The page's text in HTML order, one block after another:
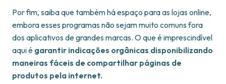
Por fim, saiba que também há espaço para as lojas online,
embora esses programas não sejam muito comuns fora
dos aplicativos de grandes marcas. O que é imprescindível
aqui é garantir indicações orgânicas disponibilizando
maneiras fáceis de compartilhar páginas de
produtos pela internet.